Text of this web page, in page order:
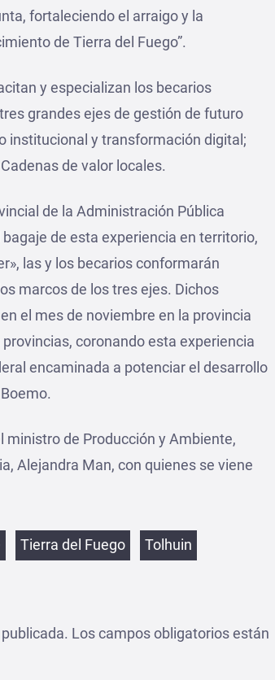
fortaleciendo el arraigo y la
de Tierra del Fuego”.
y especializan los becarios
grandes ejes de gestión de futuro
institucional y transformación digital;
de valor locales.
de la Administración Pública
de esta experiencia en territorio,
las y los becarios conformarán
marcos de los tres ejes. Dichos
el mes de noviembre en la provincia
coronando esta experiencia
encaminada a potenciar el desarrollo
de Producción y Ambiente,
Alejandra Man, con quienes se viene
Tierra del Fuego Tolhuin
Los campos obligatorios están